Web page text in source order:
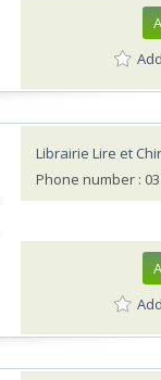
Librairie Lire et
Phone number : 03